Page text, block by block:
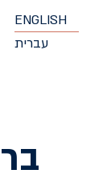
ENGLISH
עברית